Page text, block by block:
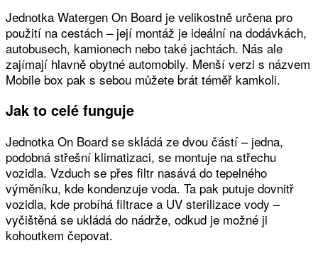
Jednotka Watergen On Board je velikostně určena pro
použití na cestách – její montáž je ideální na dodávkách,
autobusech, kamionech nebo také jachtách. Nás ale
zajímají hlavně obytné automobily. Menší verzi s názvem
Mobile box pak s sebou můžete brát téměř kamkoli.
Jak to celé funguje
Jednotka On Board se skládá ze dvou částí – jedna,
podobná střešní klimatizaci, se montuje na střechu
vozidla. Vzduch se přes filtr nasává do tepelného
výměníku, kde kondenzuje voda. Ta pak putuje dovnitř
vozidla, kde probíhá filtrace a UV sterilizace vody –
vyčištěná se ukládá do nádrže, odkud je možné ji
kohoutkem čepovat.